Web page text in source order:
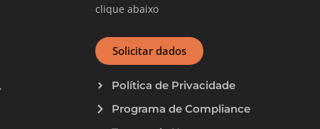
clique abaixo
Solicitar dados
Política de Privacidade
Programa de Compliance